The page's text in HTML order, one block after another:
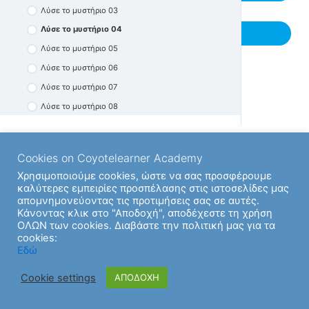
Προβλήματα 09
Λύσε το μυστήριο 03
Λύσε το μυστήριο 04
Λύσε το μυστήριο 05
Λύσε το μυστήριο 06
Λύσε το μυστήριο 07
Λύσε το μυστήριο 08
Λύσε το μυστήριο 11
Λύσε το μυστήριο 12
Λύσε το μυστήριο 13
Λύσε το μυστήριο 14
Λύσε το μυστήριο 15
Λύσε το μυστήριο 17
Cookies on Coyotelearner Academy
Χρησιμοποιούμε cookies, ώστε να σας προσφέρουμε
καλύτερες εμπειρίες προσπέλασης στις ιστοσελίδες μας
απομνημονεύοντας τις προτιμήσεις σας σε αυτές.
Κάνοντας κλικ στο "Αποδοχή", αποδέχεστε τη χρήση
ΟΛΩΝ των cookies. Διαβάστε την πολιτική μας για τα
cookies:
Εδώ
Cookie settings ΑΠΟΔΟΧΗ